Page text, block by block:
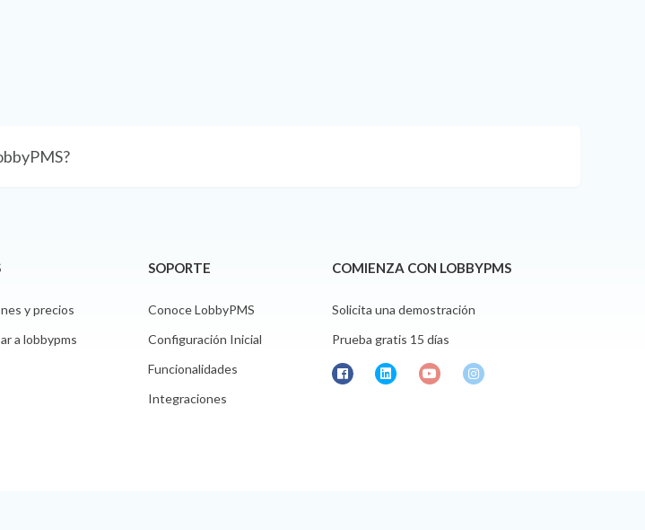
y precios
a lobbypms
SOPORTE
Conoce LobbyPMS
Configuración Inicial
Funcionalidades
Integraciones
COMIENZA CON LOBBYPMS
Solicita una demostración
Prueba gratis 15 días